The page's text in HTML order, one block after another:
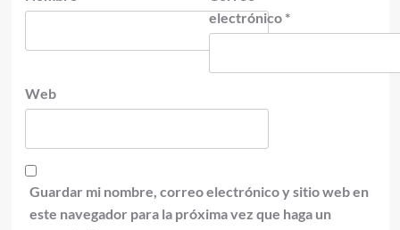
electrónico *
Web
Guardar mi nombre, correo electrónico y sitio web en
este navegador para la próxima vez que haga un